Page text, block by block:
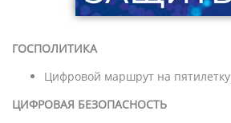
ГОСПОЛИТИКА
Цифровой маршрут на пятилетку
ЦИФРОВАЯ БЕЗОПАСНОСТЬ